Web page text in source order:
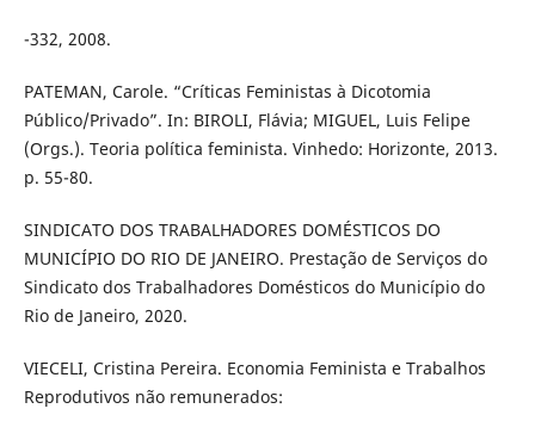
-332, 2008.
PATEMAN, Carole. “Críticas Feministas à Dicotomia
Público/Privado”. In: BIROLI, Flávia; MIGUEL, Luis Felipe
(Orgs.). Teoria política feminista. Vinhedo: Horizonte, 2013.
p. 55-80.
SINDICATO DOS TRABALHADORES DOMÉSTICOS DO
MUNICÍPIO DO RIO DE JANEIRO. Prestação de Serviços do
Sindicato dos Trabalhadores Domésticos do Município do
Rio de Janeiro, 2020.
VIECELI, Cristina Pereira. Economia Feminista e Trabalhos
Reprodutivos não remunerados: